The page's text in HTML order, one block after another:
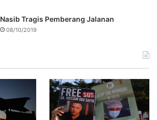
Nasib Tragis Pemberang Jalanan
08/10/2019